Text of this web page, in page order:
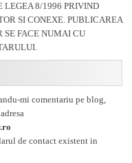
LEGEA 8/1996 PRIVIND
SI CONEXE. PUBLICAREA
SE FACE NUMAI CU
mi comentariu pe blog,
de contact existent in